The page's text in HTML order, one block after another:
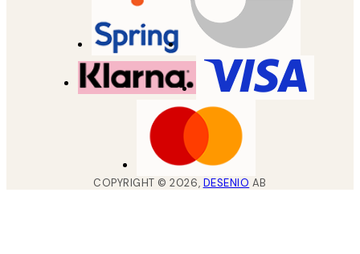
COPYRIGHT ©2026, DESENIO AB